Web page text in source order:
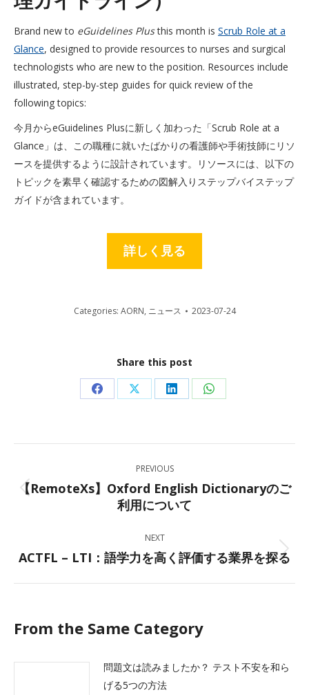
Brand new to eGuidelines Plusthis month is Scrub Role at a
Glance, designed to provide resources to nurses and surgical
technologists who are new to the position. Resources include
illustrated, step-by-step guides for quick review of the
following topics:
今月からeGuidelines Plusに新しく加わった「Scrub Role at a
Glance」は、この職種に就いたばかりの看護師や手術技師にリソ
ースを提供するように設計されています。リソースには、以下の
トピックを素早く確認するための図解入りステップバイステップ
ガイドが含まれています。
詳しく見る
Categories: AORN, ニュース 2023-07-24
Share this post
Share
Facebook
Share
X
Share
LinkedIn
Share
WhatsApp
navigation
PREVIOUS
Previous
post:
【RemoteXs】Oxford English Dictionaryのご
利用について
NEXT
Next
ACTFL – LTI：語学力を高く評価する業界を探る
From the Same Category
問題文は読みましたか？ テスト不安を和ら
げる5つの方法